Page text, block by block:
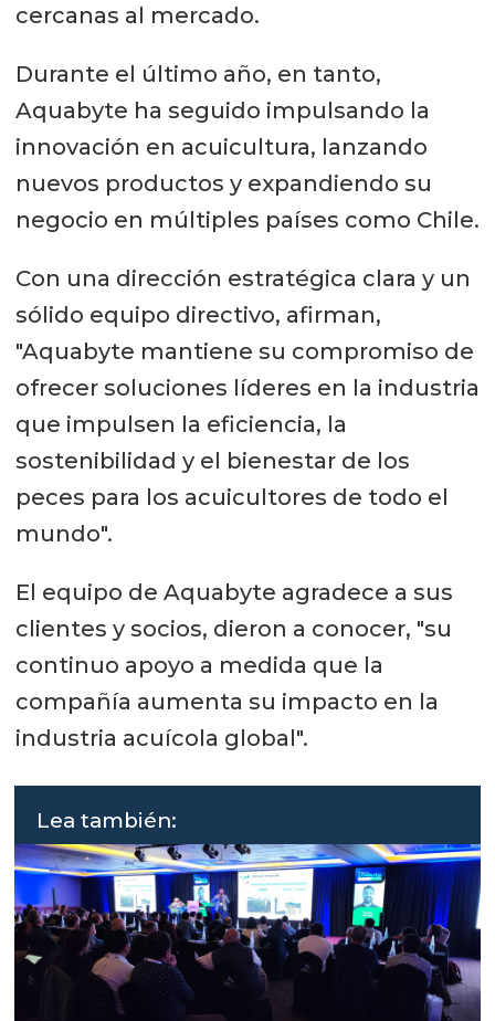
cercanas al mercado.
Durante el último año, en tanto,
Aquabyte ha seguido impulsando la
innovación en acuicultura, lanzando
nuevos productos y expandiendo su
negocio en múltiples países como Chile.
Con una dirección estratégica clara y un
sólido equipo directivo, afirman,
"Aquabyte mantiene su compromiso de
ofrecer soluciones líderes en la industria
que impulsen la eficiencia, la
sostenibilidad y el bienestar de los
peces para los acuicultores de todo el
mundo".
El equipo de Aquabyte agradece a sus
clientes y socios, dieron a conocer, "su
continuo apoyo a medida que la
compañía aumenta su impacto en la
industria acuícola global".
Lea también: